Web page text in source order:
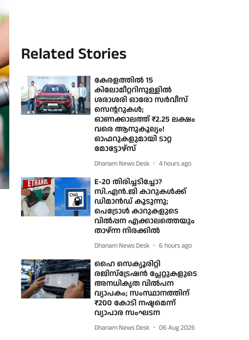
Related Stories
കേരളത്തില്‍ 15
കിലോമീറ്ററിനുള്ളില്‍
ശരാശരി ഓരോ സര്‍വീസ്
സെന്ററുകള്‍;
ഓണക്കാലത്ത് ₹2.25 ലക്ഷം
വരെ ആനുകൂല്യം!
ഓഫറുകളുമായി ടാറ്റ
മോട്ടോഴ്‌സ്
Dhanam News Desk 4 hours ago
E-20 തിരിച്ചടിച്ചോ?
സി.എൻ.ജി കാറുകൾക്ക്
ഡിമാൻഡ് കൂടുന്നു;
പെട്രോൾ കാറുകളുടെ
വിൽപ്പന എക്കാലത്തെയും
താഴ്ന്ന നിരക്കിൽ
Dhanam News Desk 6 hours ago
ഹൈ സെക്യൂരിറ്റി
രജിസ്‌ട്രേഷന്‍ പ്ലേറ്റുകളുടെ
അനധികൃത വില്‍പന
വ്യാപകം; സംസ്ഥാനത്തിന്
₹200 കോടി നഷ്ടമെന്ന്
വ്യാപാര സംഘടന
Dhanam News Desk 06 Aug 2026